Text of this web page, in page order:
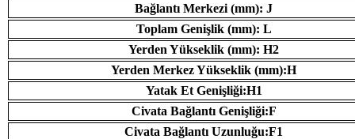
Bağlantı Merkezi (mm): J
Toplam Genişlik (mm): L
Yerden Yükseklik (mm): H2
Yerden Merkez Yükseklik (mm):H
Yatak Et Genişliği:H1
Civata Bağlantı Genişliği:F
Civata Bağlantı Uzunluğu:F1